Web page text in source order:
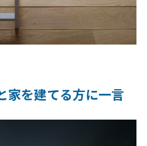
家を建てる方に一言